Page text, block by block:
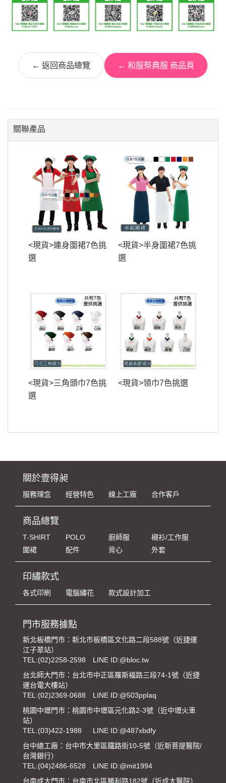
← 返回商品總覽 ← 和服祭典服 商品頁
關聯產品
<現貨>連身圍裙7色挑
選
<現貨>半身圍裙7色挑
選
<現貨>三角頭巾7色挑
選
<現貨>領巾7色挑選
關於壹得昶
服務理念 經營特色 線上工廠 合作客戶
商品總覽
T-SHIRT POLO 廚師服
襯衫/工作服
圍裙
配件 背心 外套
印繡款式
各式印刷 電腦繡花 款式設計加工
門市服務據點
新北板橋門市：新北市板橋區文化路二段588號（近捷運
江子翠站）
TEL:(02)2258-2598
LINE ID:@bloc.tw
台北師大門市：台北市中正區羅斯福路三段74-1號（近捷
運台電大樓站）
TEL:(02)2369-0688
LINE ID:@503pplaq
桃園中壢門市：桃園市中壢區元化路2-3號（近中壢火車
站）
TEL:(03)422-1988
LINE ID:@487xbdfy
台中總工廠：台中市大里區鐵路街10-5號（近新菩提醫院/
台灣銀行）
TEL:(04)2486-6528
LINE ID:@mit1994
台南成大門市：台南市北區勝利路182號（近成大醫院）